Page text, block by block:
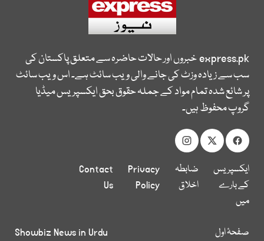
express.pkخبروں اور حالات حاضرہ سے متعلق پاکستان کی
سب سے زیادہ وزٹ کی جانے والی ویب سائٹ ہے۔ اس ویب سائٹ
پر شائع شدہ تمام مواد کے جملہ حقوق بحق ایکسپریس میڈیا
گروپ محفوظ ہیں۔
ایکسپریس
کے بارے
میں
ضابطہ
اخلاق
Privacy
Policy
Contact
Us
صفحۂ اول
Showbiz News in Urdu